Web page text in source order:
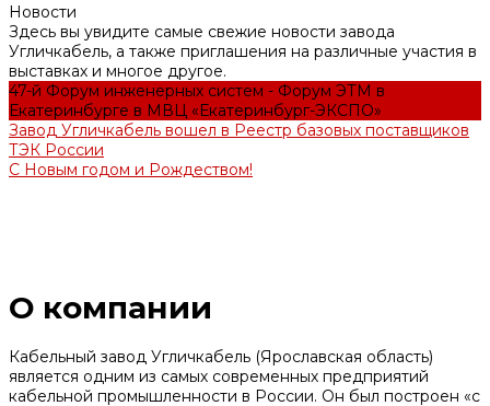
Новости
Здесь вы увидите самые свежие новости завода
Угличкабель, а также приглашения на различные участия в
выставках и многое другое.
47-й Форум инженерных систем - Форум ЭТМ в
Екатеринбурге в МВЦ «Екатеринбург-ЭКСПО»
Завод Угличкабель вошел в Реестр базовых поставщиков
ТЭК России
С Новым годом и Рождеством!
О компании
Кабельный завод Угличкабель (Ярославская область)
является одним из самых современных предприятий
кабельной промышленности в России. Он был построен «с